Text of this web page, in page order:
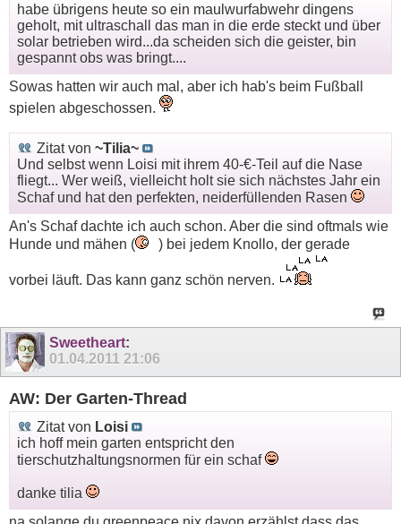
habe übrigens heute so ein maulwurfabwehr dingens
geholt, mit ultraschall das man in die erde steckt und über
solar betrieben wird...da scheiden sich die geister, bin
gespannt obs was bringt....
Sowas hatten wir auch mal, aber ich hab's beim Fußball
spielen abgeschossen.
Zitat von ~Tilia~
Und selbst wenn Loisi mit ihrem 40-€-Teil auf die Nase
fliegt... Wer weiß, vielleicht holt sie sich nächstes Jahr ein
Schaf und hat den perfekten, neiderfüllenden Rasen
An's Schaf dachte ich auch schon. Aber die sind oftmals wie
Hunde und mähen (
) bei jedem Knollo, der gerade
vorbei läuft. Das kann ganz schön nerven.
Sweetheart:
01.04.2011 21:06
AW: Der Garten-Thread
Zitat von Loisi
ich hoff mein garten entspricht den
tierschutzhaltungsnormen für ein schaf
danke tilia